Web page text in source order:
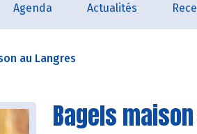
Agenda Actualités
au Langres
Bagels